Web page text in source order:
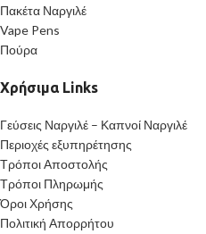
Πακέτα Ναργιλέ
Vape Pens
Πούρα
Χρήσιμα Links
Γεύσεις Ναργιλέ – Καπνοί Ναργιλέ
Περιοχές εξυπηρέτησης
Τρόποι Αποστολής
Τρόποι Πληρωμής
Όροι Χρήσης
Πολιτική Απορρήτου